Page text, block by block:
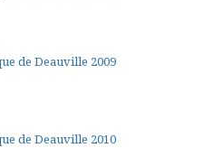
de Deauville 2009
de Deauville 2010